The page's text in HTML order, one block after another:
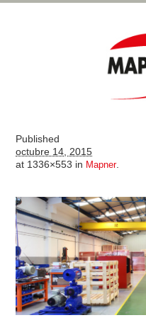
Published
octubre 14, 2015
at 1336×553 in Mapner.